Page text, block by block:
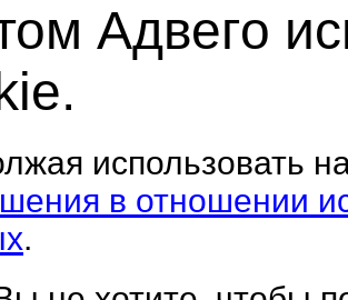
Адвего
использовать
в отношении
.